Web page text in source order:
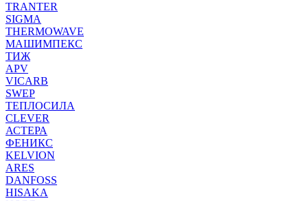
TRANTER
SIGMA
THERMOWAVE
МАШИМПЕКС
ТИЖ
APV
VICARB
SWEP
ТЕПЛОСИЛА
CLEVER
АСТЕРА
ФЕНИКС
KELVION
ARES
DANFOSS
HISAKA